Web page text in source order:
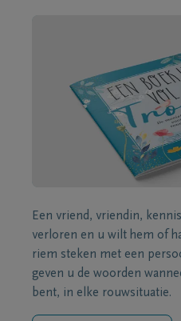
Een vriend, vriendin,
verloren en u wilt hem of
riem steken met een
geven u de woorden
bent, in elke rouwsituatie.